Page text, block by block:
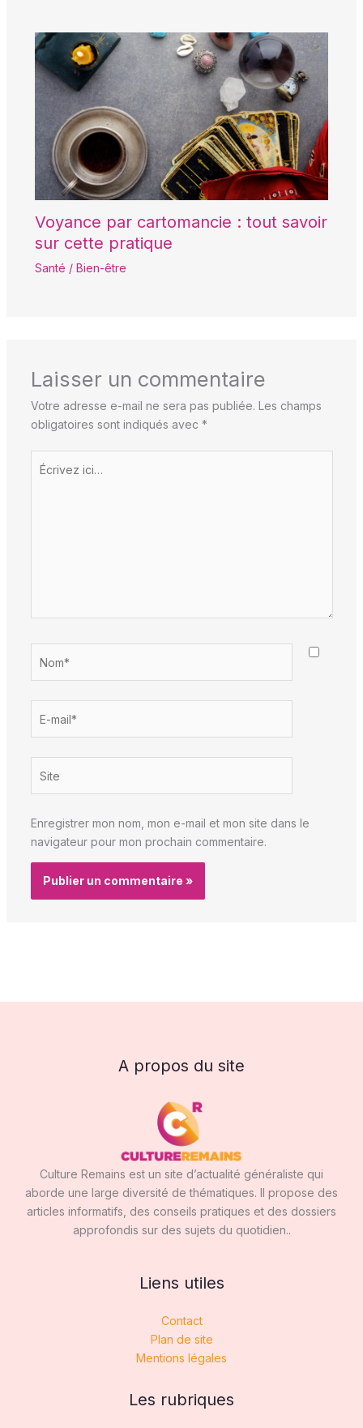
Voyance par cartomancie : tout savoir
sur cette pratique
Santé / Bien-être
Laisser un commentaire
Votre adresse e-mail ne sera pas publiée. Les champs
obligatoires sont indiqués avec *
Écrivez
ici…
mail*
Enregistrer mon nom, mon e-mail et mon site dans le
navigateur pour mon prochain commentaire.
A propos du site
Culture Remains est un site d’actualité généraliste qui
aborde une large diversité de thématiques. Il propose des
articles informatifs, des conseils pratiques et des dossiers
approfondis sur des sujets du quotidien..
Liens utiles
Contact
Plan de site
Mentions légales
Les rubriques